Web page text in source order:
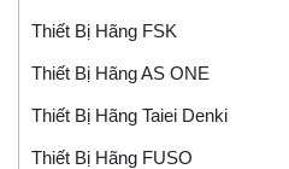
Thiết Bị Hãng FSK
Thiết Bị Hãng AS ONE
Thiết Bị Hãng Taiei Denki
Thiết Bị Hãng FUSO